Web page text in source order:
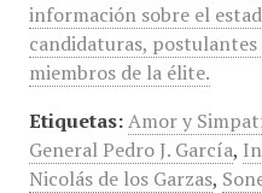
información sobre el
candidaturas,
miembros de la élite.
Etiquetas: Amor y
General Pedro J. García,
Nicolás de los Garzas,